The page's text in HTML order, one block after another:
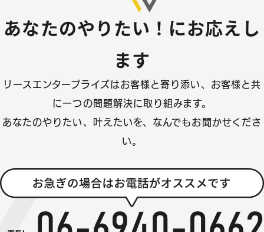
あなたのやりたい！にお応えし
ます
リースエンタープライズはお客様と寄り添い、 お客様と共
に一つの問題解決に取り組みます。
あなたのやりたい、叶えたいを、なんでもお聞かせくださ
い。